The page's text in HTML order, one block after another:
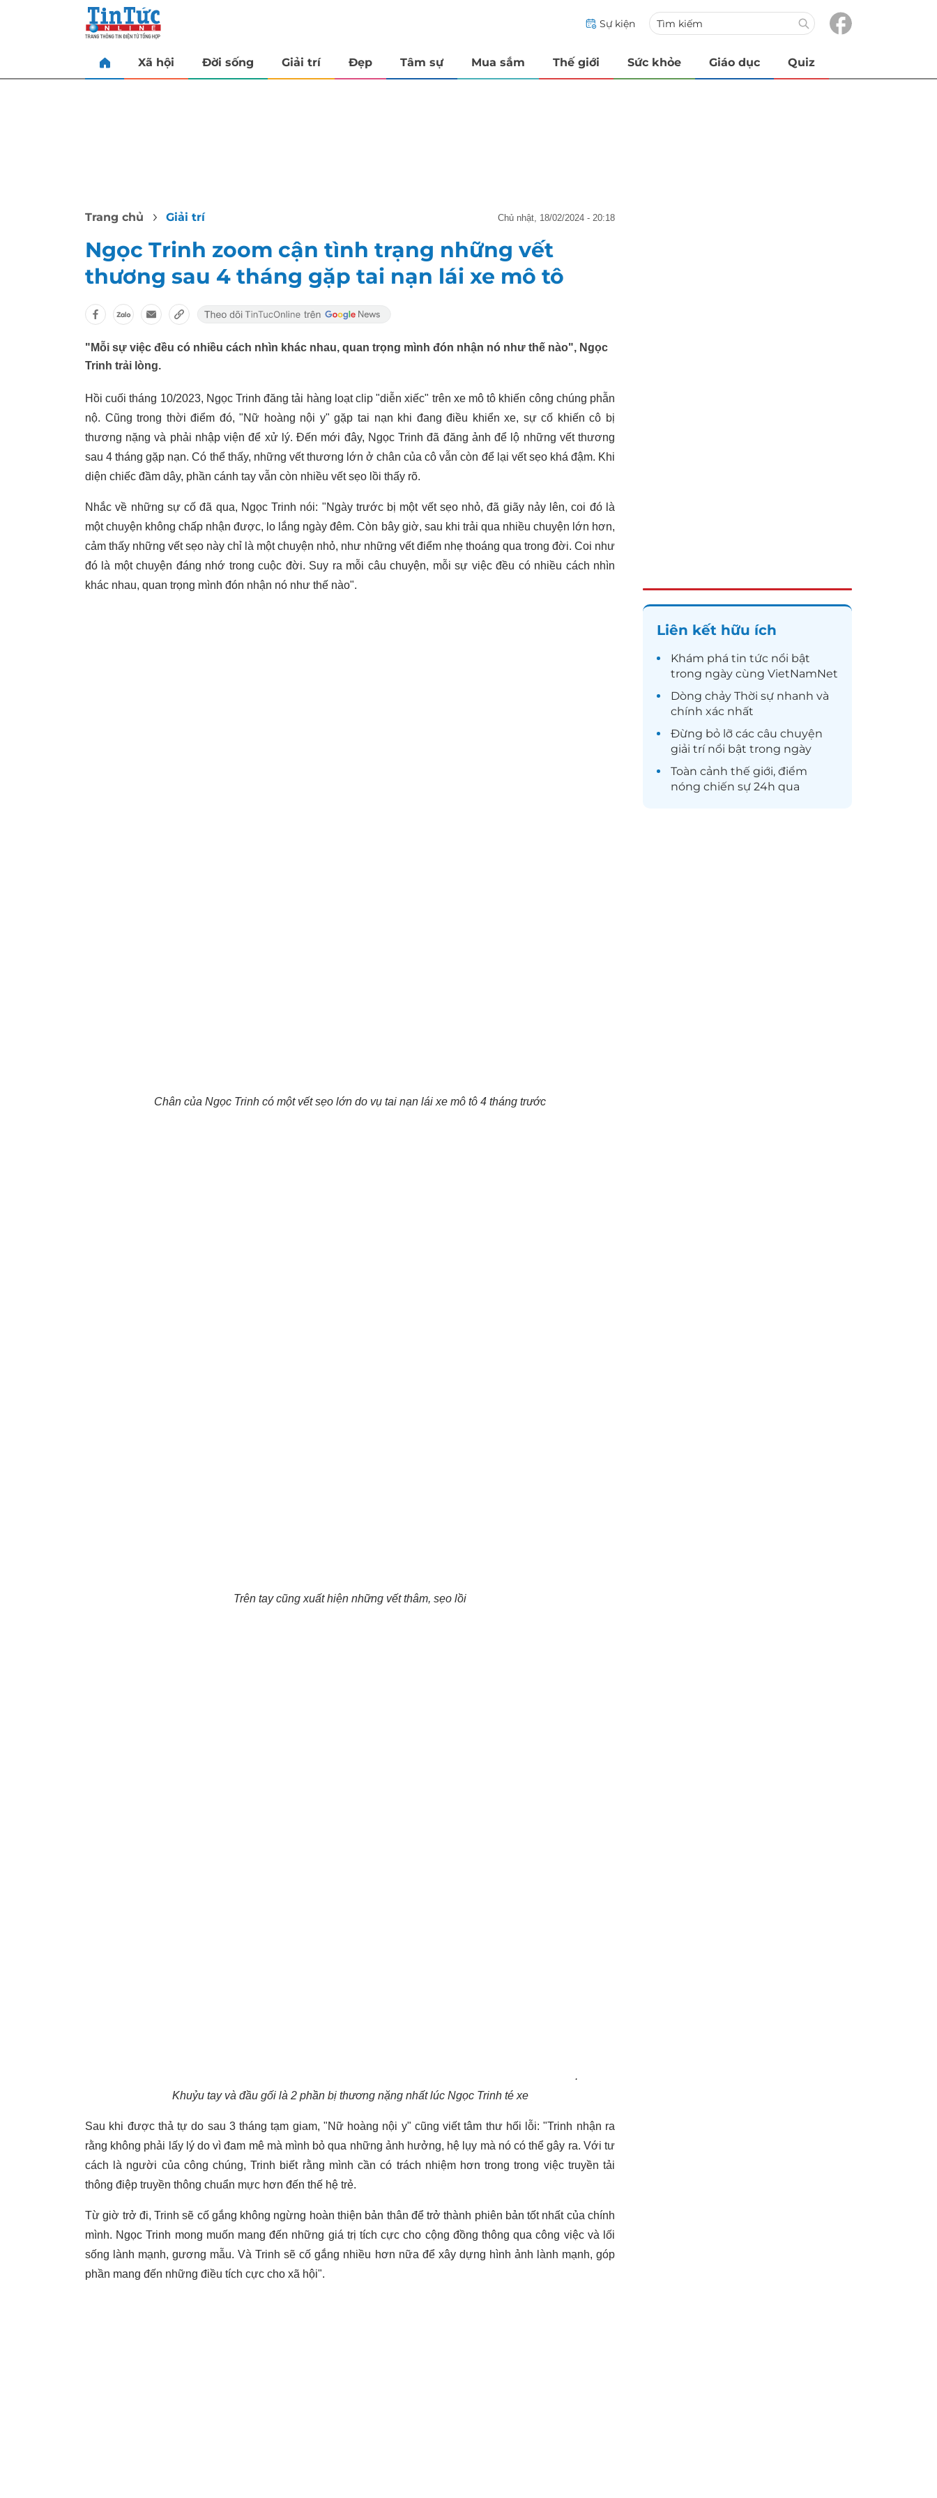
Sự kiện
Xã hội Đời sống Giải trí Đẹp Tâm sự Mua sắm Thế giới Sức khỏe Giáo dục Quiz
Trang chủ Giải trí chủ nhật, 18/02/2024 - 20:18
Ngọc Trinh zoom cận tình trạng những vết
thương sau 4 tháng gặp tai nạn lái xe mô tô
"Mỗi sự việc đều có nhiều cách nhìn khác nhau, quan trọng mình đón nhận nó như thế nào", Ngọc
Trinh trải lòng.
Hồi cuối tháng 10/2023, Ngọc Trinh đăng tải hàng loạt clip "diễn xiếc" trên xe mô tô khiến công chúng phẫn
nộ. Cũng trong thời điểm đó, "Nữ hoàng nội y" gặp tai nạn khi đang điều khiển xe, sự cố khiến cô bị
thương nặng và phải nhập viện để xử lý. Đến mới đây, Ngọc Trinh đã đăng ảnh để lộ những vết thương
sau 4 tháng gặp nạn. Có thể thấy, những vết thương lớn ở chân của cô vẫn còn để lại vết sẹo khá đậm. Khi
diện chiếc đầm dây, phần cánh tay vẫn còn nhiều vết sẹo lồi thấy rõ.
Nhắc về những sự cố đã qua, Ngọc Trinh nói: "Ngày trước bị một vết sẹo nhỏ, đã giãy nảy lên, coi đó là
một chuyện không chấp nhận được, lo lắng ngày đêm. Còn bây giờ, sau khi trải qua nhiều chuyện lớn hơn,
cảm thấy những vết sẹo này chỉ là một chuyện nhỏ, như những vết điểm nhẹ thoáng qua trong đời. Coi như
đó là một chuyện đáng nhớ trong cuộc đời. Suy ra mỗi câu chuyện, mỗi sự việc đều có nhiều cách nhìn
khác nhau, quan trọng mình đón nhận nó như thế nào".
Chân của Ngọc Trinh có một vết sẹo lớn do vụ tai nạn lái xe mô tô 4 tháng trước
Trên tay cũng xuất hiện những vết thâm, sẹo lồi
.
Khuỷu tay và đầu gối là 2 phần bị thương nặng nhất lúc Ngọc Trinh té xe
Sau khi được thả tự do sau 3 tháng tạm giam, "Nữ hoàng nội y" cũng viết tâm thư hối lỗi: "Trinh nhận ra
rằng không phải lấy lý do vì đam mê mà mình bỏ qua những ảnh hưởng, hệ lụy mà nó có thể gây ra. Với tư
cách là người của công chúng, Trinh biết rằng mình cần có trách nhiệm hơn trong trong việc truyền tải
thông điệp truyền thông chuẩn mực hơn đến thế hệ trẻ.
Từ giờ trở đi, Trinh sẽ cố gắng không ngừng hoàn thiện bản thân để trở thành phiên bản tốt nhất của chính
mình. Ngọc Trinh mong muốn mang đến những giá trị tích cực cho cộng đồng thông qua công việc và lối
sống lành mạnh, gương mẫu. Và Trinh sẽ cố gắng nhiều hơn nữa để xây dựng hình ảnh lành mạnh, góp
phần mang đến những điều tích cực cho xã hội".
Liên kết hữu ích
Khám phá tin tức nổi bật
trong ngày cùng VietNamNet
Dòng chảy Thời sự nhanh và
chính xác nhất
Đừng bỏ lỡ các câu chuyện
giải trínổi bật trong ngày
Toàn cảnh thế giới, điểm
nóng chiến sự 24h qua